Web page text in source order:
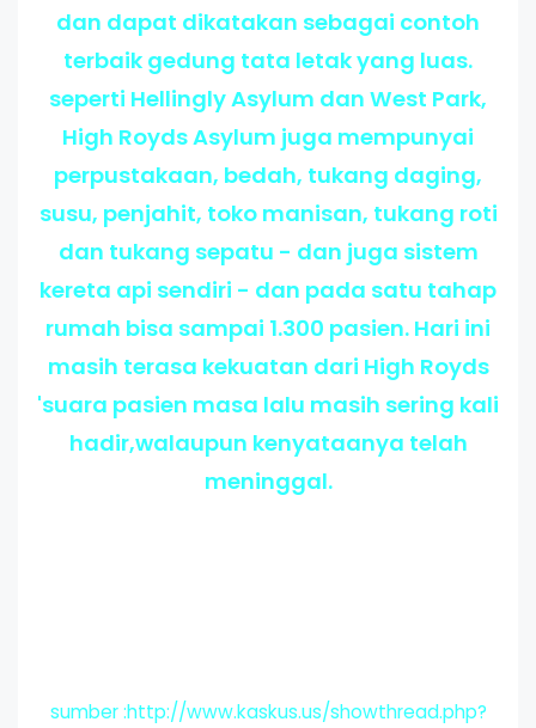
dan dapat dikatakan sebagai contoh
terbaik gedung tata letak yang luas.
seperti Hellingly Asylum dan West Park,
High Royds Asylum juga mempunyai
perpustakaan, bedah, tukang daging,
susu, penjahit, toko manisan, tukang roti
dan tukang sepatu - dan juga sistem
kereta api sendiri - dan pada satu tahap
rumah bisa sampai 1.300 pasien. Hari ini
masih terasa kekuatan dari High Royds
'suara pasien masa lalu masih sering kali
hadir,walaupun kenyataanya telah
meninggal.
sumber :http://www.kaskus.us/showthread.php?